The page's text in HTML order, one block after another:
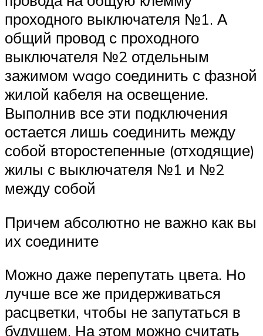
проходного выключателя №1. А
общий провод с проходного
выключателя №2 отдельным
зажимом wago соединить с фазной
жилой кабеля на освещение.
Выполнив все эти подключения
остается лишь соединить между
собой второстепенные (отходящие)
жилы с выключателя №1 и №2
между собой
Причем абсолютно не важно как вы
их соедините
Можно даже перепутать цвета. Но
лучше все же придерживаться
расцветки, чтобы не запутаться в
будущем. На этом можно считать